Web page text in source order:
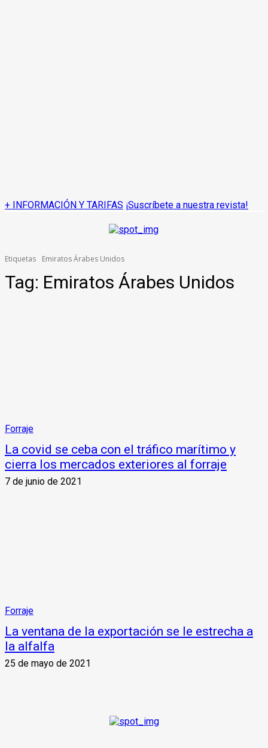
+ INFORMACIÓN Y TARIFAS ¡Suscríbete a nuestra revista!
Etiquetas Emiratos Árabes Unidos
Tag: Emiratos Árabes Unidos
Forraje
La covid se ceba con el tráfico marítimo y
cierra los mercados exteriores al forraje
7 de junio de 2021
Forraje
La ventana de la exportación se le estrecha a
la alfalfa
25 de mayo de 2021